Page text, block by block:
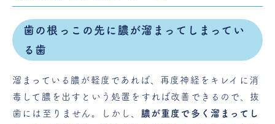
歯の根っこの先に膿が溜まってしまってい
る歯
溜まっている膿が軽度であれば、再度神経をキレイに消
毒して膿を出すという処置をすれば改善できるので、抜
歯には至りません。しかし、 膿が重度で多く溜まってし